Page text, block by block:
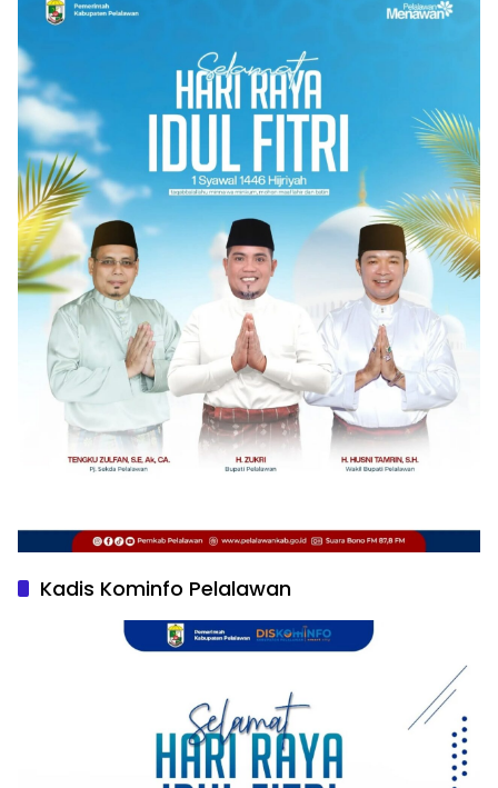
Kadis Kominfo Pelalawan